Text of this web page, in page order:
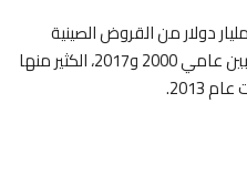
إلى ذلك، كشف التقرير تفاصيل 843 مليار دولار من القروض الصينية
لـ13427 مشروعاً في المقام الأول، بين عامي 2000 و2017، الكثير منها
2013.